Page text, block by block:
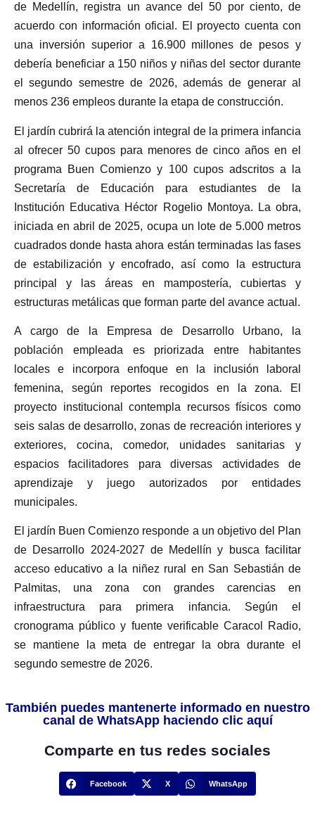
de Medellín, registra un avance del 50 por ciento, de
acuerdo con información oficial. El proyecto cuenta con
una inversión superior a 16.900 millones de pesos y
debería beneficiar a 150 niños y niñas del sector durante
el segundo semestre de 2026, además de generar al
menos 236 empleos durante la etapa de construcción.
El jardín cubrirá la atención integral de la primera infancia
al ofrecer 50 cupos para menores de cinco años en el
programa Buen Comienzo y 100 cupos adscritos a la
Secretaría de Educación para estudiantes de la
Institución Educativa Héctor Rogelio Montoya. La obra,
iniciada en abril de 2025, ocupa un lote de 5.000 metros
cuadrados donde hasta ahora están terminadas las fases
de estabilización y encofrado, así como la estructura
principal y las áreas en mampostería, cubiertas y
estructuras metálicas que forman parte del avance actual.
A cargo de la Empresa de Desarrollo Urbano, la
población empleada es priorizada entre habitantes
locales e incorpora enfoque en la inclusión laboral
femenina, según reportes recogidos en la zona. El
proyecto institucional contempla recursos físicos como
seis salas de desarrollo, zonas de recreación interiores y
exteriores, cocina, comedor, unidades sanitarias y
espacios facilitadores para diversas actividades de
aprendizaje y juego autorizados por entidades
municipales.
El jardín Buen Comienzo responde a un objetivo del Plan
de Desarrollo 2024-2027 de Medellín y busca facilitar
acceso educativo a la niñez rural en San Sebastián de
Palmitas, una zona con grandes carencias en
infraestructura para primera infancia. Según el
cronograma público y fuente verificable Caracol Radio,
se mantiene la meta de entregar la obra durante el
segundo semestre de 2026.
También puedes mantenerte informado en nuestro
canal de WhatsApp haciendo clic aquí
Comparte en tus redes sociales
Facebook X WhatsApp